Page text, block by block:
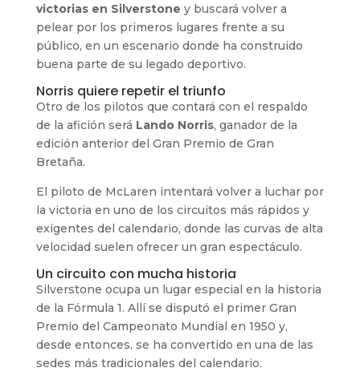
victorias en Silverstone y buscará volver a
pelear por los primeros lugares frente a su
público, en un escenario donde ha construido
buena parte de su legado deportivo.
Norris quiere repetir el triunfo
Otro de los pilotos que contará con el respaldo
de la afición será Lando Norris, ganador de la
edición anterior del Gran Premio de Gran
Bretaña.
El piloto de McLaren intentará volver a luchar por
la victoria en uno de los circuitos más rápidos y
exigentes del calendario, donde las curvas de alta
velocidad suelen ofrecer un gran espectáculo.
Un circuito con mucha historia
Silverstone ocupa un lugar especial en la historia
de la Fórmula 1. Allí se disputó el primer Gran
Premio del Campeonato Mundial en 1950 y,
desde entonces, se ha convertido en una de las
sedes más tradicionales del calendario.